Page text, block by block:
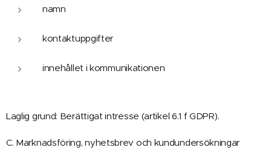
namn
kontaktuppgifter
innehållet i kommunikationen
Laglig grund: Berättigat intresse (artikel 6.1 f GDPR).
C. Marknadsföring, nyhetsbrev och kundundersökningar